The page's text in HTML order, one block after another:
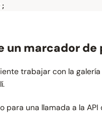
un marcador
trabajar con la
para una llamada a la